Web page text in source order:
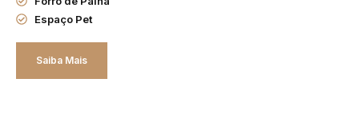
Espaço Pet
Saiba Mais